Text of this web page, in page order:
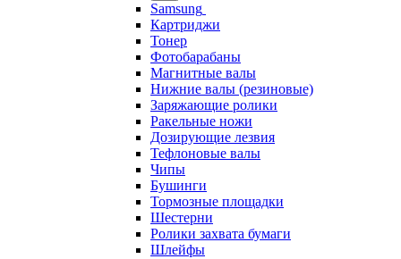
Samsung
Картриджи
Тонер
Фотобарабаны
Магнитные валы
Нижние валы (резиновые)
Заряжающие ролики
Ракельные ножи
Дозирующие лезвия
Тефлоновые валы
Чипы
Бушинги
Тормозные площадки
Шестерни
Ролики захвата бумаги
Шлейфы